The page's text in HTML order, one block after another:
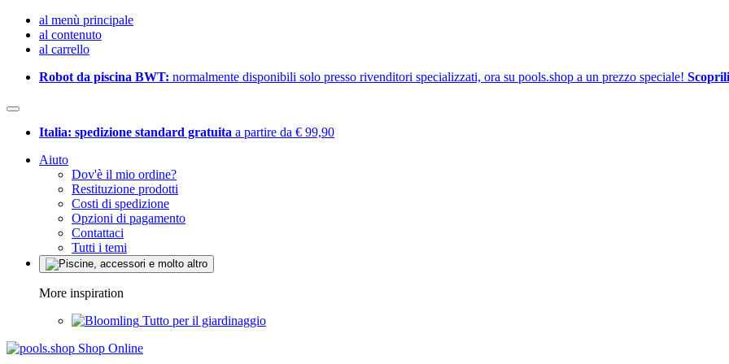
al menù principale
al contenuto
al carrello
Robot da piscina BWT: normalmente disponibili solo presso rivenditori specializzati, ora su pools.shop a un prezzo speciale!
Italia: spedizione standard gratuita a partire da € 99,90
Aiuto
Dov'è il mio ordine?
Restituzione prodotti
Costi di spedizione
Opzioni di pagamento
Contattaci
Tutti i temi
More inspiration
Tutto per il giardinaggio